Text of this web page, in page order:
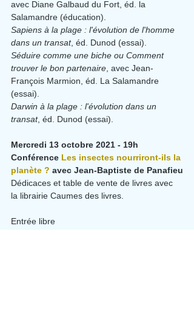
avec Diane Galbaud du Fort, éd. la
Salamandre (éducation).
Sapiens à la plage : l'évolution de l'homme
dans un transat, éd. Dunod (essai).
Séduire comme une biche ou Comment
trouver le bon partenaire , avec Jean-
François Marmion, éd. La Salamandre
(essai).
Darwin à la plage : l'évolution dans un
transat, éd. Dunod (essai).
Mercredi 13 octobre 2021 - 19h
Conférence Les insectes nourriront-ils la
planète ? avec Jean-Baptiste de Panafieu
Dédicaces et table de vente de livres avec
la librairie Caumes des livres.
Entrée libre